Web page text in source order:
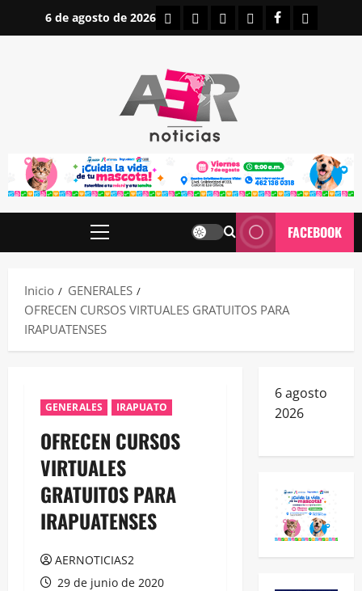
6 de agosto de 2026 INICIOIRAPUATO
ESTATALES
NACIONALES
FACEBOOK
Menú
FACEBOOK
Inicio
GENERALES
OFRECEN CURSOS VIRTUALES GRATUITOS PARA
IRAPUATENSES
GENERALES IRAPUATO
OFRECEN CURSOS
VIRTUALES
GRATUITOS PARA
IRAPUATENSES
AERNOTICIAS2
29 de junio de 2020
6 agosto
2026